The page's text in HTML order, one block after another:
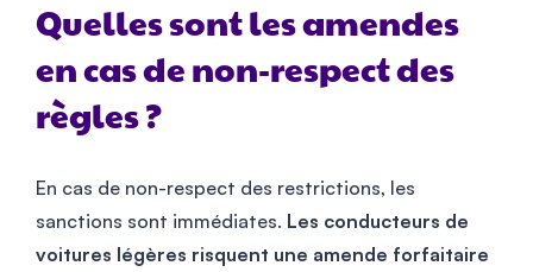
Quelles sont les amendes
en cas de non-respect des
règles ?
En cas de non-respect des restrictions, les
sanctions sont immédiates. Les conducteurs de
voitures légères risquent une amende forfaitaire